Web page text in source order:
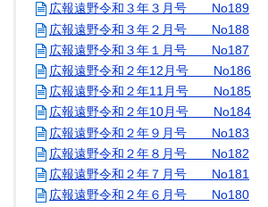
広報遠野令和３年３月号 No189
広報遠野令和３年２月号 No188
広報遠野令和３年１月号 No187
広報遠野令和２年12月号 No186
広報遠野令和２年11月号 No185
広報遠野令和２年10月号 No184
広報遠野令和２年９月号 No183
広報遠野令和２年８月号 No182
広報遠野令和２年７月号 No181
広報遠野令和２年６月号 No180